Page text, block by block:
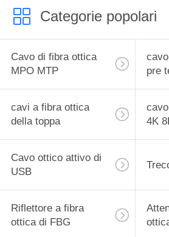
Categorie popolari
Cavo di fibra ottica
MPO MTP
pre
cavi a fibra ottica
della toppa
4K
Cavo ottico attivo di
USB
Riflettore a fibra
ottica di FBG